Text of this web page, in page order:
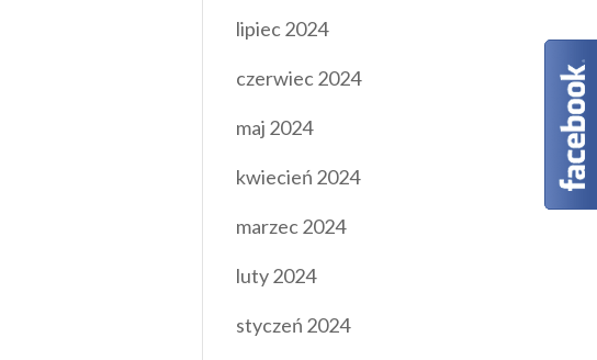
lipiec 2024
czerwiec 2024
maj 2024
kwiecień 2024
marzec 2024
luty 2024
styczeń 2024